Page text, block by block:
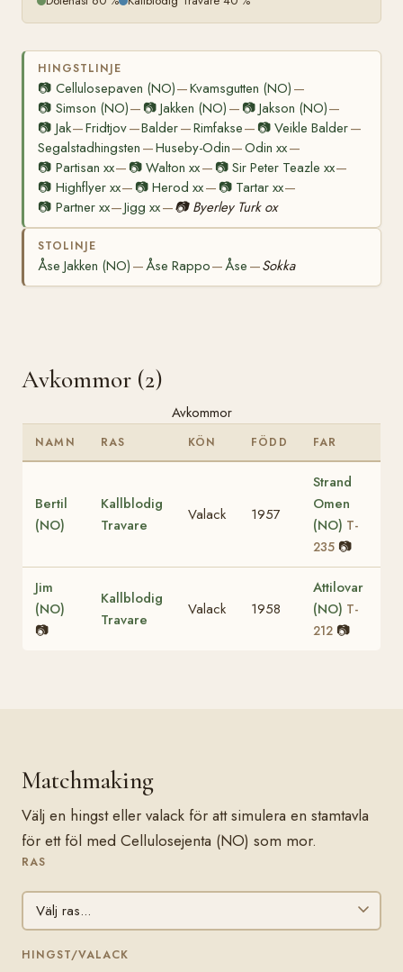
HINGSTLINJE
📷 Cellulosepaven (NO)—Kvamsgutten (NO) —
📷 Simson (NO)— 📷Jakken (NO) — 📷Jakson (NO)—
📷 Jak—Fridtjov—Balder—Rimfakse— 📷Veikle Balder—
Segalstadhingsten —Huseby-Odin—Odin xx—
📷 Partisan xx— 📷Walton xx— 📷 Sir Peter Teazle xx—
📷 Highflyer xx— 📷Herod xx— 📷 Tartar xx—
📷 Partner xx—Jigg xx—📷 Byerley Turk ox
STOLINJE
Åse Jakken (NO) —Åse Rappo—Åse —Sokka
Avkommor (2)
Avkommor
NAMN RAS KÖN FÖDD FAR
Bertil
(NO)
Kallblodig
Travare
Valack 1957
Strand
Omen
(NO) T-
235 📷
Jim
(NO)
📷
Kallblodig
Travare
Valack 1958
Attilovar
(NO) T-
212 📷
Matchmaking
Välj en hingst eller valack för att simulera en stamtavla
för ett föl med Cellulosejenta (NO) som mor.
RAS
HINGST/VALACK